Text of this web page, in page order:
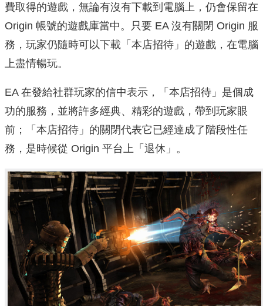
費取得的遊戲，無論有沒有下載到電腦上，仍會保留在
Origin 帳號的遊戲庫當中。只要 EA 沒有關閉 Origin 服
務，玩家仍隨時可以下載「本店招待」的遊戲，在電腦
上盡情暢玩。
EA 在發給社群玩家的信中表示，「本店招待」是個成
功的服務，並將許多經典、精彩的遊戲，帶到玩家眼
前；「本店招待」的關閉代表它已經達成了階段性任
務，是時候從 Origin 平台上「退休」。